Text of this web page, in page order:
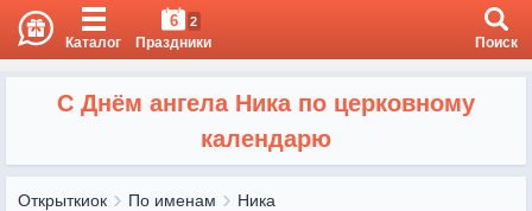
Каталог
6 2
Праздники Поиск
С Днём ангела Ника по церковному
календарю
Открыткиок По именам Ника